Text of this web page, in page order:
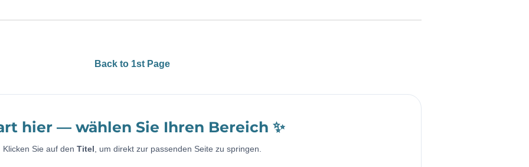
Back to 1st Page
hier — wählen Sie Ihren Bereich ✨
Klicken Sie auf den Titel , um direkt zur passenden Seite zu springen.